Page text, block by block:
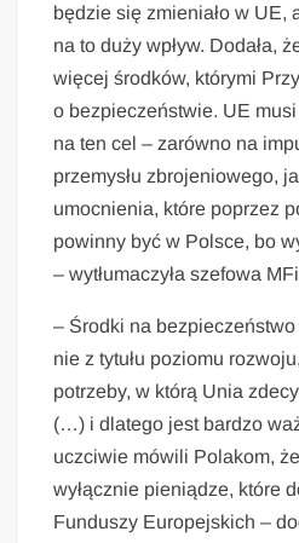
będzie się zmieniało w UE,
na to duży wpływ. Dodała,
więcej środków, którymi
o bezpieczeństwie. UE
na ten cel – zarówno na
przemysłu zbrojeniowego,
umocnienia, które poprzez
powinny być w Polsce, bo
– wytłumaczyła szefowa
– Środki na
nie z tytułu poziomu
potrzeby, w którą Unia
(…) i dlatego jest bardzo
uczciwie mówili Polakom,
wyłącznie pieniądze, które
Funduszy Europejskich –